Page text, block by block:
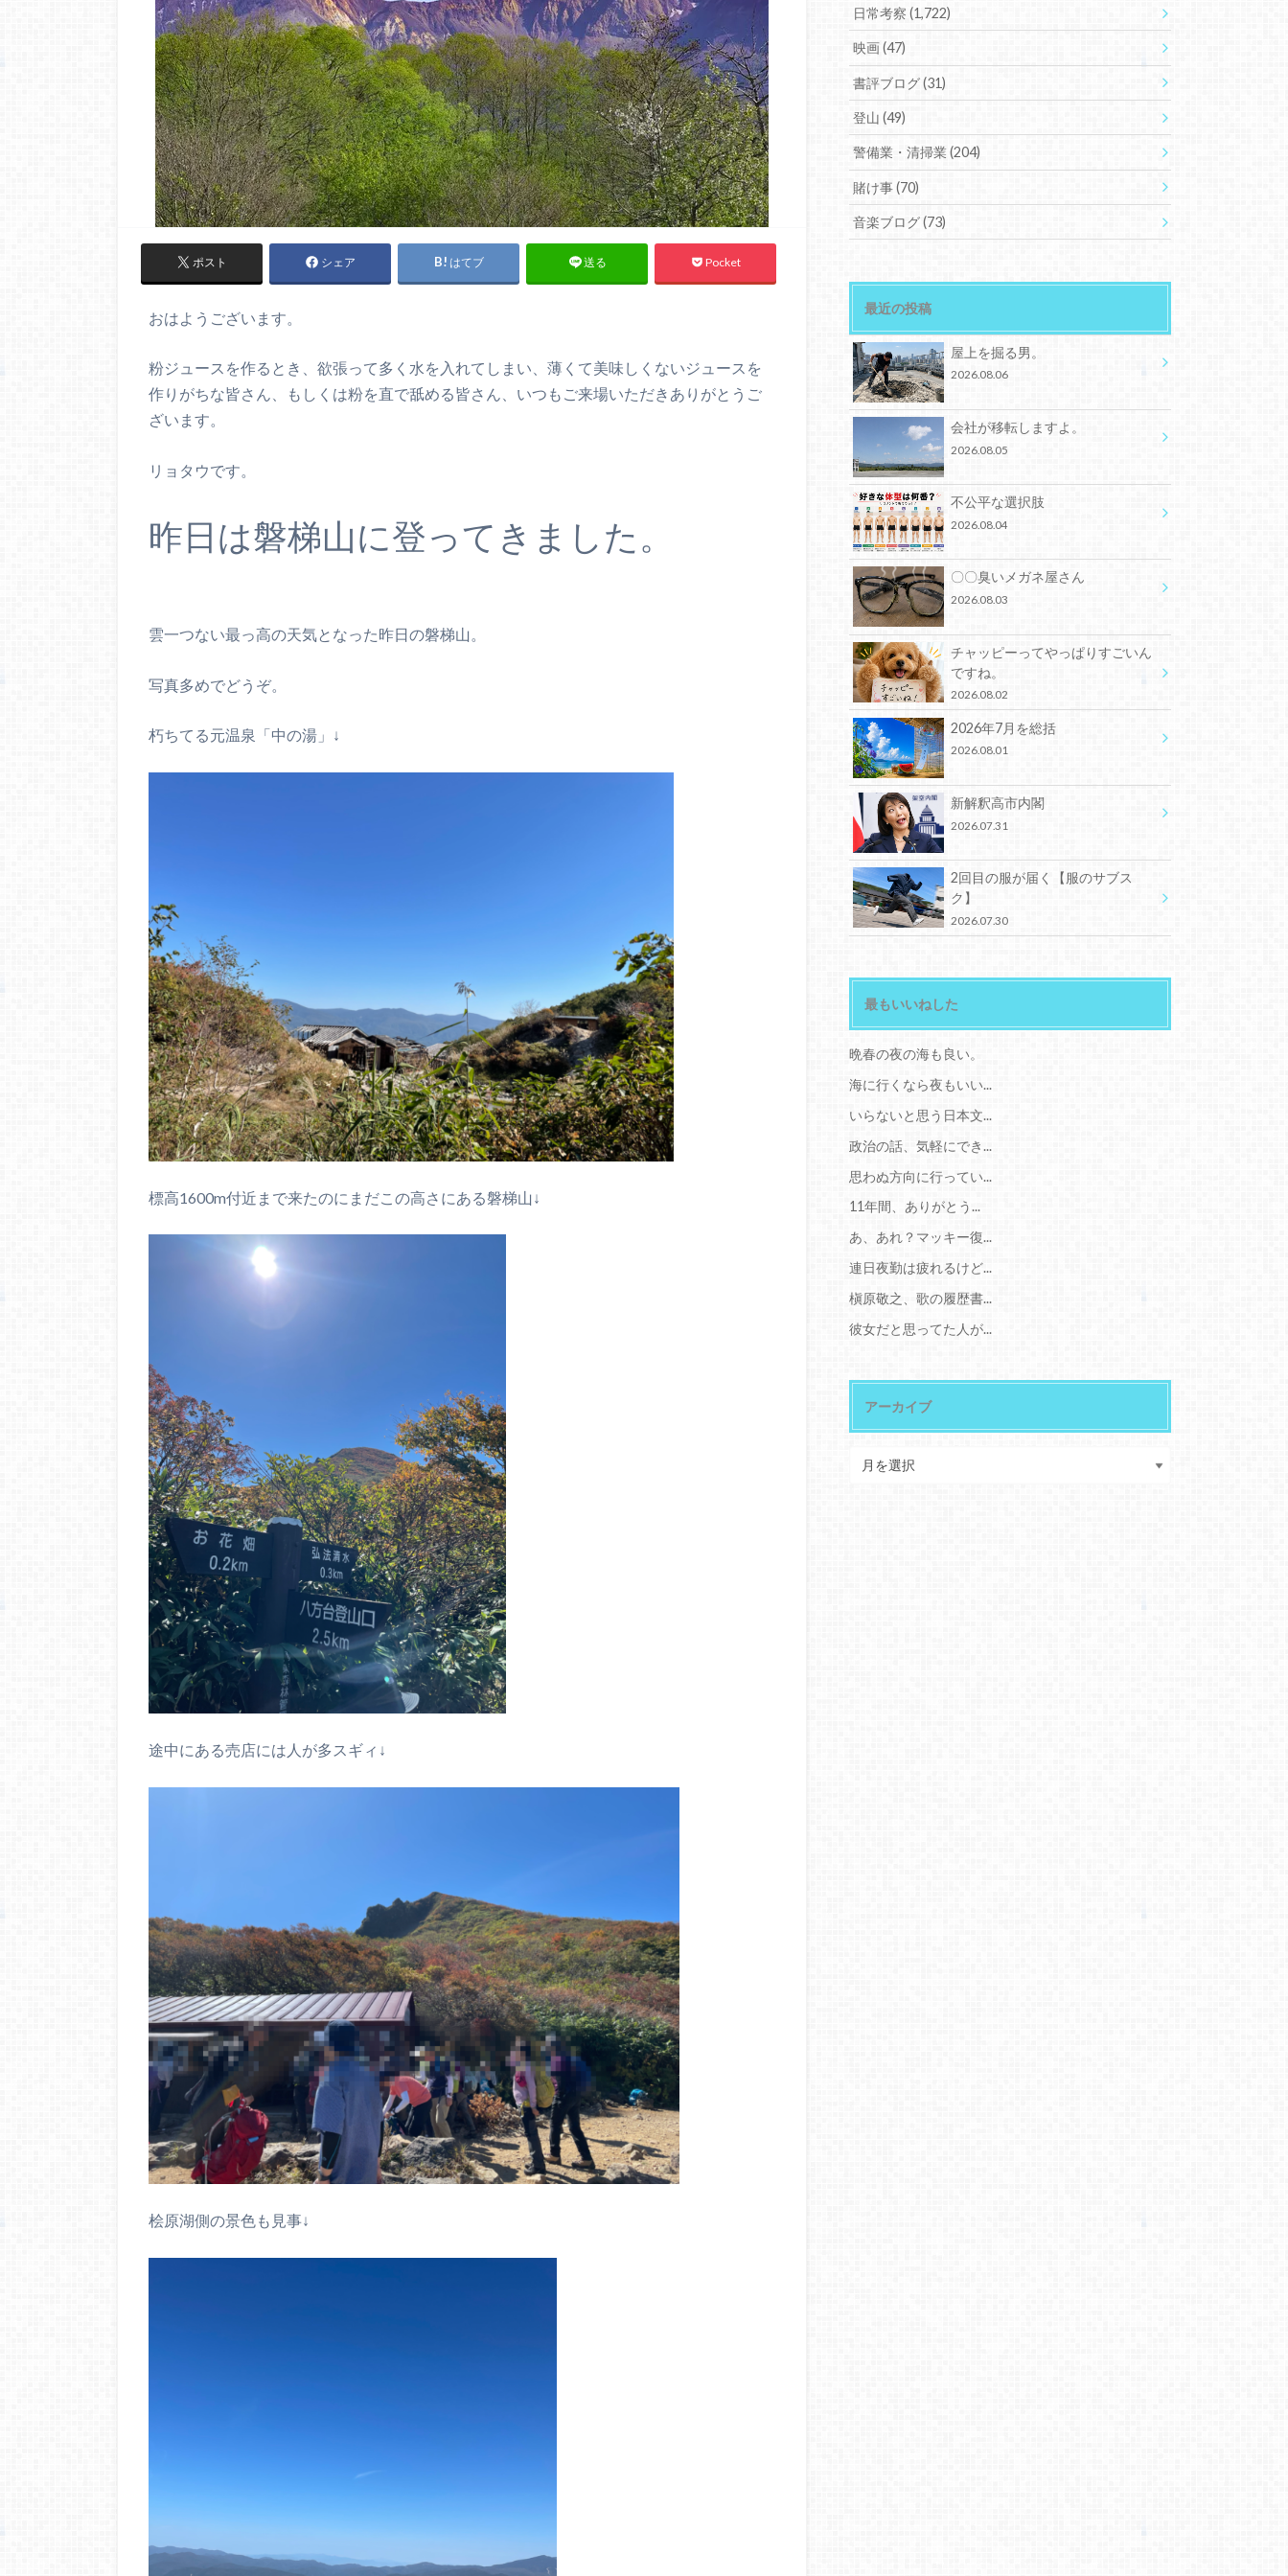
ポスト シェア はてブ 送る Pocket
おはようございます。
粉ジュースを作るとき、欲張って多く水を入れてしまい、薄くて美味しくないジュースを
作りがちな皆さん、もしくは粉を直で舐める皆さん、いつもご来場いただきありがとうご
ざいます。
リョタウです。
昨日は磐梯山に登ってきました。
雲一つない最っ高の天気となった昨日の磐梯山。
写真多めでどうぞ。
朽ちてる元温泉「中の湯」↓
標高1600m付近まで来たのにまだこの高さにある磐梯山↓
途中にある売店には人が多スギィ↓
桧原湖側の景色も見事↓
日常考察(1,722)
映画(47)
書評ブログ(31)
登山(49)
警備業・清掃業(204)
賭け事(70)
音楽ブログ(73)
最近の投稿
屋上を掘る男。
2026.08.06
会社が移転しますよ。
2026.08.05
不公平な選択肢
2026.08.04
〇〇臭いメガネ屋さん
2026.08.03
チャッピーってやっぱりすごいん
ですね。
2026.08.02
2026年7月を総括
2026.08.01
新解釈高市内閣
2026.07.31
2回目の服が届く【服のサブス
ク】
2026.07.30
最もいいねした
晩春の夜の海も良い。
海に行くなら夜もいい...
いらないと思う日本文...
政治の話、気軽にでき...
思わぬ方向に行ってい...
11年間、ありがとう...
あ、あれ？マッキー復...
連日夜勤は疲れるけど...
槇原敬之、歌の履歴書...
彼女だと思ってた人が...
アーカイブ